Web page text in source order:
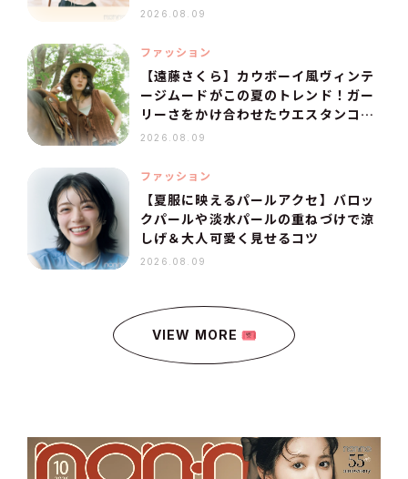
2026.08.09
ファッション
【遠藤さくら】カウボーイ風ヴィンテ
ージムードがこの夏のトレンド！ガー
リーさをかけ合わせたウエスタンコー
デ
2026.08.09
ファッション
【夏服に映えるパールアクセ】バロッ
クパールや淡水パールの重ねづけで涼
しげ＆大人可愛く見せるコツ
2026.08.09
VIEW MORE